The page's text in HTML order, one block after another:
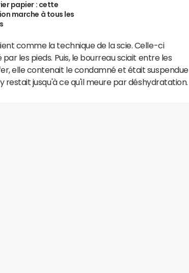
papier : cette
marche à tous les
comme la technique de la scie. Celle-ci
les pieds. Puis, le bourreau sciait entre les
elle contenait le condamné et était suspendue
restait jusqu'à ce qu'il meure par déshydratation.